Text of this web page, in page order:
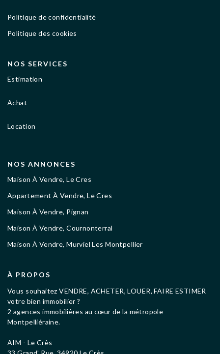
Politique de confidentialité
Politique des cookies
NOS SERVICES
Estimation
Achat
Location
NOS ANNONCES
Maison À Vendre, Le Cres
Appartement À Vendre, Le Cres
Maison À Vendre, Pignan
Maison À Vendre, Cournonterral
Maison À Vendre, Murviel Les Montpellier
À PROPOS
Vous souhaitez VENDRE, ACHETER, LOUER, FAIRE ESTIMER
votre bien immobilier ?
2 agences immobilières au cœur de la métropole
Montpelliéraine.
AIM - Le Crès